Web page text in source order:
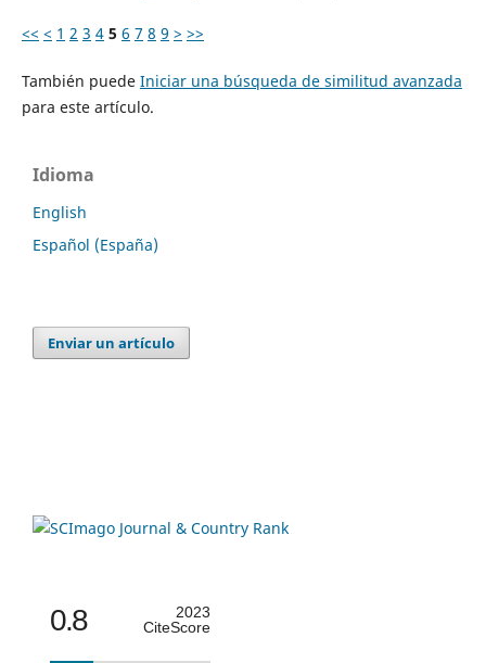
<< < 1 2 3 4 5 6 7 8 9 > >>
También puede Iniciar una búsqueda de similitud avanzada
para este artículo.
Idioma
English
Español (España)
Enviar un artículo
0.8
2023
CiteScore